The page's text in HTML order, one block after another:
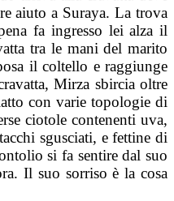
aiuto a Suraya. La trova
fa ingresso lei alza il
tra le mani del marito
il coltello e raggiunge
Mirza sbircia oltre
con varie topologie di
ciotole contenenti uva,
sgusciati, e fettine di
si fa sentire dal suo
Il suo sorriso è la cosa